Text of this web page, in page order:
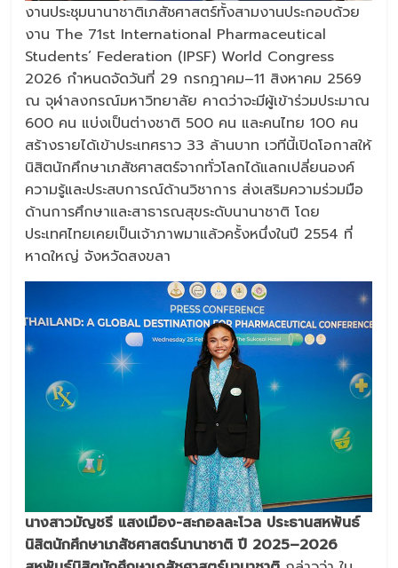
งานประชุมนานาชาติเภสัชศาสตร์ทั้งสามงานประกอบด้วย
งาน The 71st International Pharmaceutical
Students’ Federation (IPSF) World Congress
2026 กำหนดจัดวันที่ 29 กรกฎาคม–11 สิงหาคม 2569
ณ จุฬาลงกรณ์มหาวิทยาลัย คาดว่าจะมีผู้เข้าร่วมประมาณ
600 คน แบ่งเป็นต่างชาติ 500 คน และคนไทย 100 คน
สร้างรายได้เข้าประเทศราว 33 ล้านบาท เวทีนี้เปิดโอกาสให้
นิสิตนักศึกษาเภสัชศาสตร์จากทั่วโลกได้แลกเปลี่ยนองค์
ความรู้และประสบการณ์ด้านวิชาการ ส่งเสริมความร่วมมือ
ด้านการศึกษาและสาธารณสุขระดับนานาชาติ โดย
ประเทศไทยเคยเป็นเจ้าภาพมาแล้วครั้งหนึ่งในปี 2554 ที่
หาดใหญ่ จังหวัดสงขลา
นางสาวมัญชรี แสงเมือง-สะกอลละโวล ประธานสหพันธ์
นิสิตนักศึกษาเภสัชศาสตร์นานาชาติ ปี 2025–2026